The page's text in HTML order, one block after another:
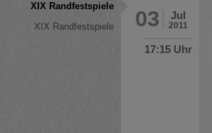
Jul
2011
03
17:15 Uhr
XIX Randfestspiele
XIX Randfestspiele